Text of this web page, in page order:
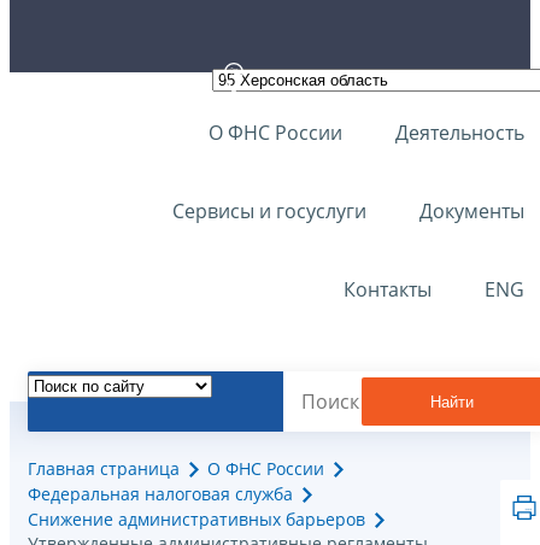
О ФНС России Деятельность
Сервисы и госуслуги Документы
Контакты ENG
Найти
Главная страница
О ФНС России
Федеральная налоговая служба
Снижение административных барьеров